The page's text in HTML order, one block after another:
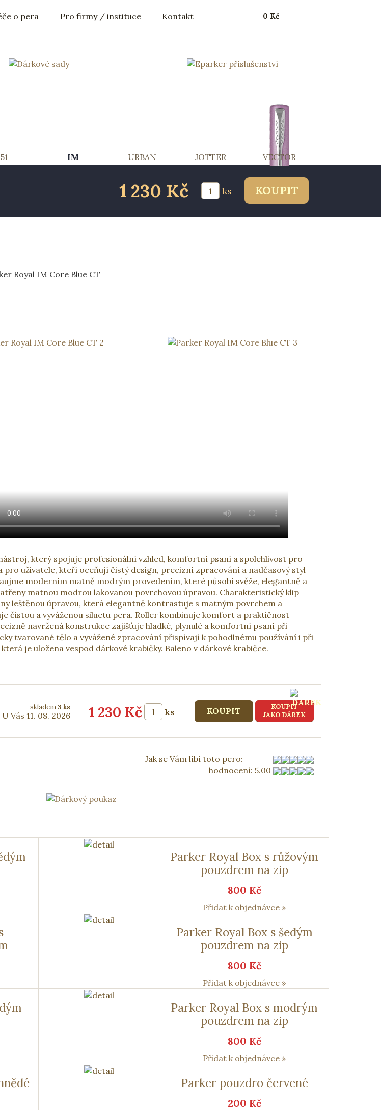
o pera Pro firmy/ instituce Kontakt 0 Kč
51 IM URBAN JOTTER VECTOR
1 230 Kč ks
který spojuje profesionální vzhled, komfortní psaní a spolehlivost pro
uživatele, kteří oceňují čistý design, precizní zpracování a nadčasový styl
moderním matně modrým provedením, které působí svěže, elegantně a
matnou modrou lakovanou povrchovou úpravou. Charakteristický klip
leštěnou úpravou, která elegantně kontrastuje s matným povrchem a
čistou a vyváženou siluetu pera. Roller kombinuje komfort a praktičnost
navržená konstrukce zajišťuje hladké, plynulé a komfortní psaní při
tvarované tělo a vyvážené zpracování přispívají k pohodlnému používání i při
je uložena vespod dárkové krabičky. Baleno v dárkové krabičce.
1 230 Kč ks
skladem 3 ks
U Vás 11. 08. 2026
KOUPIT
JAKO DÁREK
Jak se Vám líbí toto pero:
hodnocení: 5.00
Parker Royal Box s růžovým
pouzdrem na zip
800 Kč
Přidat k objednávce »
Parker Royal Box s šedým
pouzdrem na zip
800 Kč
Přidat k objednávce »
Parker Royal Box s modrým
pouzdrem na zip
800 Kč
Přidat k objednávce »
Parker pouzdro červené
200 Kč